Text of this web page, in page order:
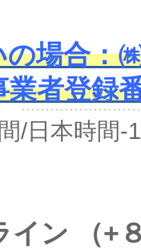
場合：
業者登録
/日本時間-
イン （+